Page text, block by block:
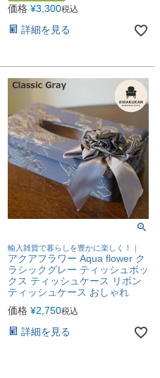
価格 ¥3,300税込
詳細を見る
輸入雑貨で暮らしを豊かに楽しく！｜
アクアフラワー Aqua flower ク
ラシックグレー ティッシュボッ
クス ティッシュケース リボン
ティッシュケース おしゃれ
価格 ¥2,750税込
詳細を見る